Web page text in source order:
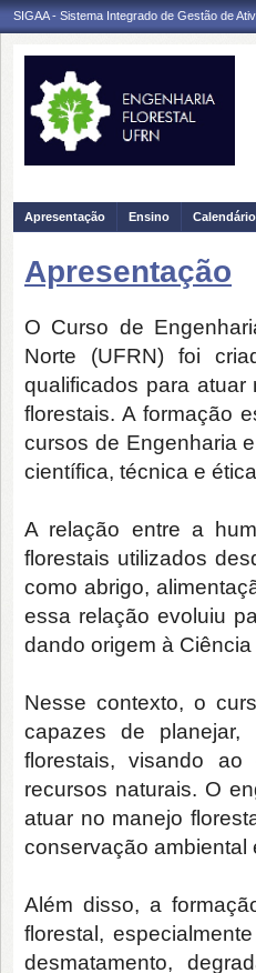
SIGAA - Sistema Integrado de Gestão de
Apresentação Ensino Calendário
Apresentação
O Curso de
Norte (UFRN) foi
qualificados para
florestais. A formação
cursos de Engenharia
científica, técnica e
A relação entre a
florestais utilizados
como abrigo,
essa relação evoluiu
dando origem à
Nesse contexto, o
capazes de planejar,
florestais, visando
recursos naturais. O
atuar no manejo
conservação ambiental
Além disso, a
florestal,
desmatamento,